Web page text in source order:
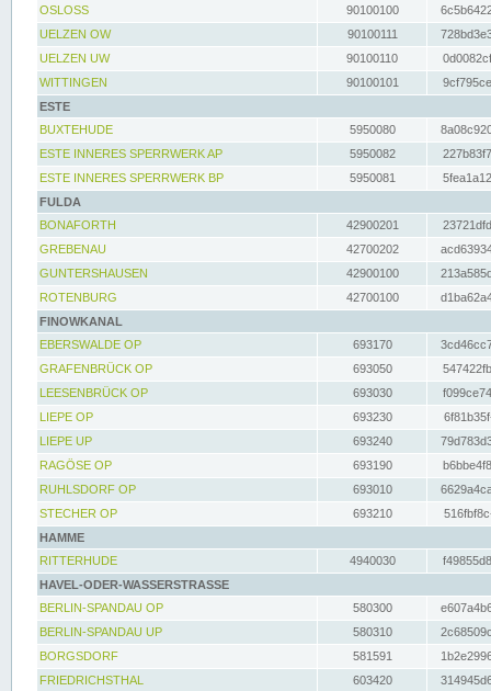
OSLOSS
90100100
UELZEN OW
90100111
UELZEN UW
90100110
WITTINGEN
90100101
ESTE
BUXTEHUDE
5950080
ESTE INNERES SPERRWERK AP
5950082
ESTE INNERES SPERRWERK BP
5950081
FULDA
BONAFORTH
42900201
GREBENAU
42700202
GUNTERSHAUSEN
42900100
ROTENBURG
42700100
FINOWKANAL
EBERSWALDE OP
693170
GRAFENBRÜCK OP
693050
LEESENBRÜCK OP
693030
LIEPE OP
693230
LIEPE UP
693240
RAGÖSE OP
693190
RUHLSDORF OP
693010
STECHER OP
693210
HAMME
RITTERHUDE
4940030
HAVEL-ODER-WASSERSTRASSE
BERLIN-SPANDAU OP
580300
BERLIN-SPANDAU UP
580310
BORGSDORF
581591
FRIEDRICHSTHAL
603420